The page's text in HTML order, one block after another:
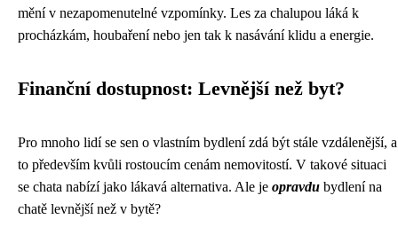
mění v nezapomenutelné vzpomínky. Les za chalupou láká k
procházkám, houbaření nebo jen tak k nasávání klidu a energie.
Finanční dostupnost: Levnější než byt?
Pro mnoho lidí se sen o vlastním bydlení zdá být stále vzdálenější, a
to především kvůli rostoucím cenám nemovitostí. V takové situaci
se chata nabízí jako lákavá alternativa. Ale je opravdu bydlení na
chatě levnější než v bytě?